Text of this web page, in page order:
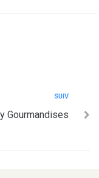
SUIV
Gourmandises